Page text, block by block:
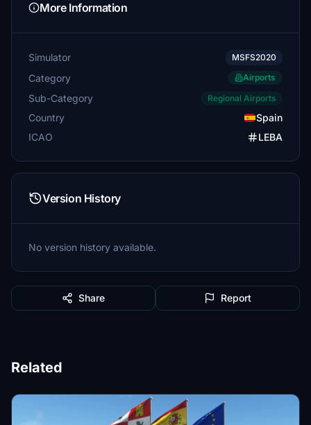
More Information
Simulator MSFS2020
Category Airports
Sub-Category Regional Airports
Country
Spain
ICAO
LEBA
Version History
No version history available.
Share Report
Related